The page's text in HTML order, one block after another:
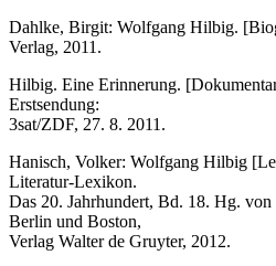
Dahlke, Birgit: Wolfgang Hilbig.
Verlag, 2011.
Hilbig. Eine Erinnerung.
Erstsendung:
3sat/ZDF, 27. 8. 2011.
Hanisch, Volker: Wolfgang Hilbig
Literatur-Lexikon.
Das 20. Jahrhundert, Bd. 18. Hg.
Berlin und Boston,
Verlag Walter de Gruyter, 2012.